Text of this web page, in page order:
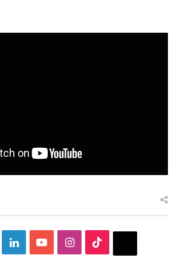
LinkedInYouTubeInstagram